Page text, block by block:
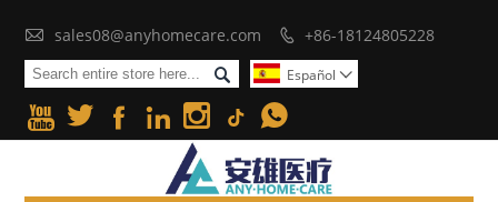
 sales08@anyhomecare.com  +86-18124805228
 Español 
     